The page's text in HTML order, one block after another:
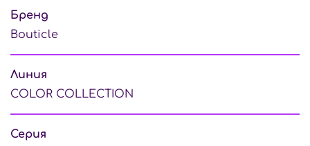
Бренд
Bouticle
Линия
COLOR COLLECTION
Серия